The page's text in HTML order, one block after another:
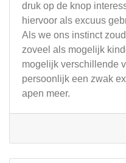
druk op de knop
hiervoor als excuus
Als we ons instinct
zoveel als mogelijk
mogelijk verschillende
persoonlijk een zwak
apen meer.